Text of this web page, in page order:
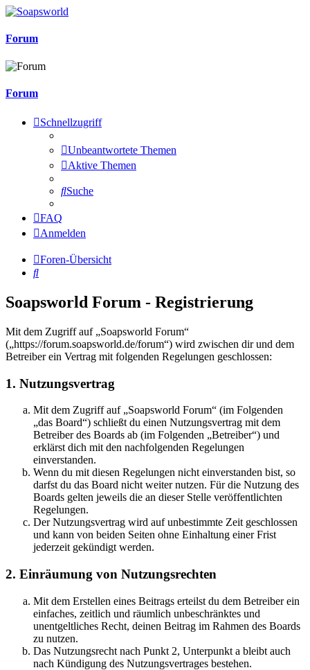
Forum
Forum
Schnellzugriff
Unbeantwortete Themen
Aktive Themen
Suche
FAQ
Anmelden
Foren-Übersicht
Suche
Soapsworld Forum - Registrierung
Mit dem Zugriff auf „Soapsworld Forum“
(„https://forum.soapsworld.de/forum“) wird zwischen dir und dem
Betreiber ein Vertrag mit folgenden Regelungen geschlossen:
1. Nutzungsvertrag
Mit dem Zugriff auf „Soapsworld Forum“ (im Folgenden
„das Board“) schließt du einen Nutzungsvertrag mit dem
Betreiber des Boards ab (im Folgenden „Betreiber“) und
erklärst dich mit den nachfolgenden Regelungen
einverstanden.
Wenn du mit diesen Regelungen nicht einverstanden bist, so
darfst du das Board nicht weiter nutzen. Für die Nutzung des
Boards gelten jeweils die an dieser Stelle veröffentlichten
Regelungen.
Der Nutzungsvertrag wird auf unbestimmte Zeit geschlossen
und kann von beiden Seiten ohne Einhaltung einer Frist
jederzeit gekündigt werden.
2. Einräumung von Nutzungsrechten
Mit dem Erstellen eines Beitrags erteilst du dem Betreiber ein
einfaches, zeitlich und räumlich unbeschränktes und
unentgeltliches Recht, deinen Beitrag im Rahmen des Boards
zu nutzen.
Das Nutzungsrecht nach Punkt 2, Unterpunkt a bleibt auch
nach Kündigung des Nutzungsvertrages bestehen.